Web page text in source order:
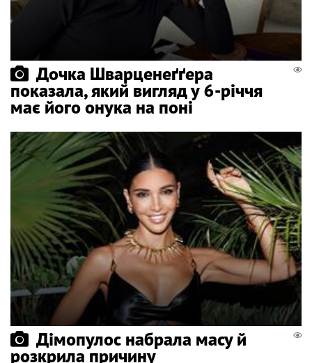
Дочка Шварценеґґера
показала, який вигляд у 6-річчя
має його онука на поні
Дімопулос набрала масу й
розкрила причину